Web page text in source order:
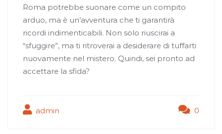
Roma potrebbe suonare come un compito
arduo, ma è un’avventura che ti garantirà
ricordi indimenticabili. Non solo riuscirai a
“sfuggire”, ma ti ritroverai a desiderare di tuffarti
nuovamente nel mistero. Quindi, sei pronto ad
accettare la sfida?
admin 0